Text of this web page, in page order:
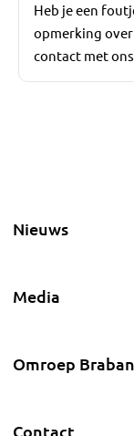
Heb je een
opmerking
contact met
Nieuws
Media
Omroep
Contact